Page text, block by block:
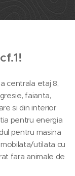
centrala etaj 8,
faianta,
si din interior
pentru energia
pentru masina
utilata cu
fara animale de